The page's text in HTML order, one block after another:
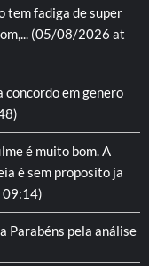
tem fadiga de super
(05/08/2026 at
concordo em genero
é muito bom. A
é sem proposito ja
Parabéns pela análise